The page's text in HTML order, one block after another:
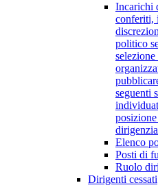
Incarichi
conferiti,
politico
seguenti
Elenco
Posti di
Ruolo
Dirigenti cessati